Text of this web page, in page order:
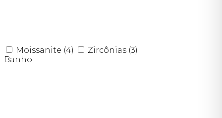
Moissanite (4) Zircônias (3)
Banho